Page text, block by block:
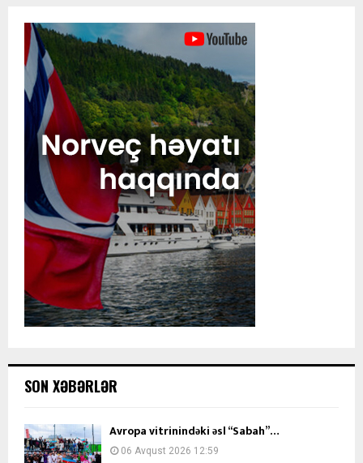
SON XƏBƏRLƏR
Avropa vitrinindəki əsl “Sabah”…
06 Avqust 2026 12:59